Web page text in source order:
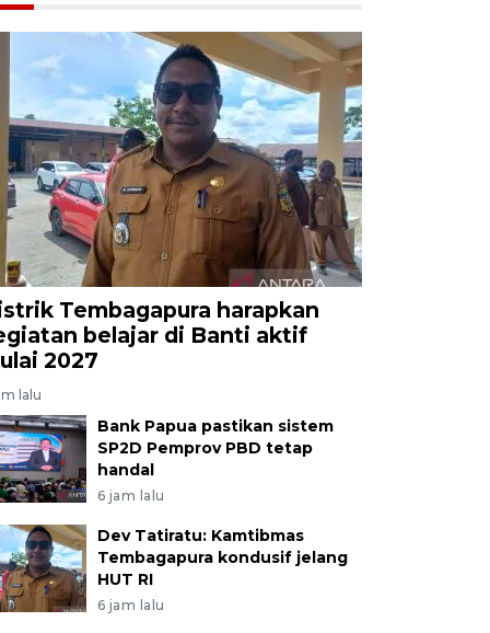
Tembagapura harapkan
belajar di Banti aktif
2027
lalu
Bank Papua pastikan sistem
SP2D Pemprov PBD tetap
handal
6 jam lalu
Dev Tatiratu: Kamtibmas
Tembagapura kondusif jelang
HUT RI
6 jam lalu